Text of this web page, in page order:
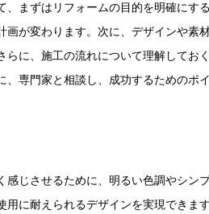
まずはリフォームの目的を明確にす
が変わります。次に、デザインや素
に、施工の流れについて理解してお
専門家と相談し、成功するためのポ
じさせるために、明るい色調やシン
に耐えられるデザインを実現できま